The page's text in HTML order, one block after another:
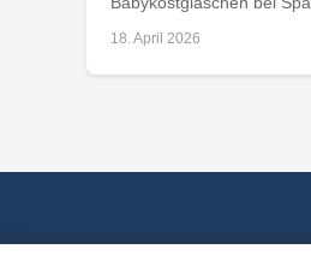
18. April 2026